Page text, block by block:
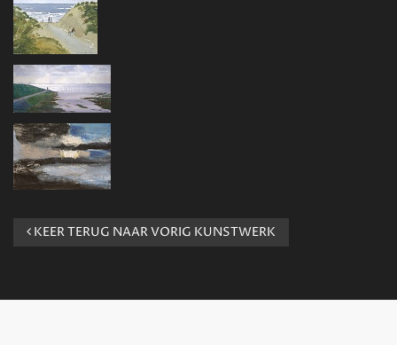
KEER TERUG NAAR VORIG KUNSTWERK